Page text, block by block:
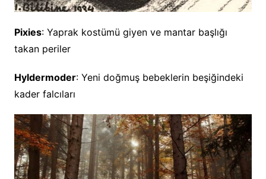
Pixies: Yaprak kostümü giyen ve mantar başlığı
takan periler
Hyldermoder: Yeni doğmuş bebeklerin beşiğindeki
kader falcıları